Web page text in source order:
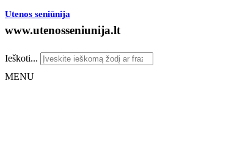
Utenos seniūnija
www.utenosseniunija.lt
Ieškoti...
MENU